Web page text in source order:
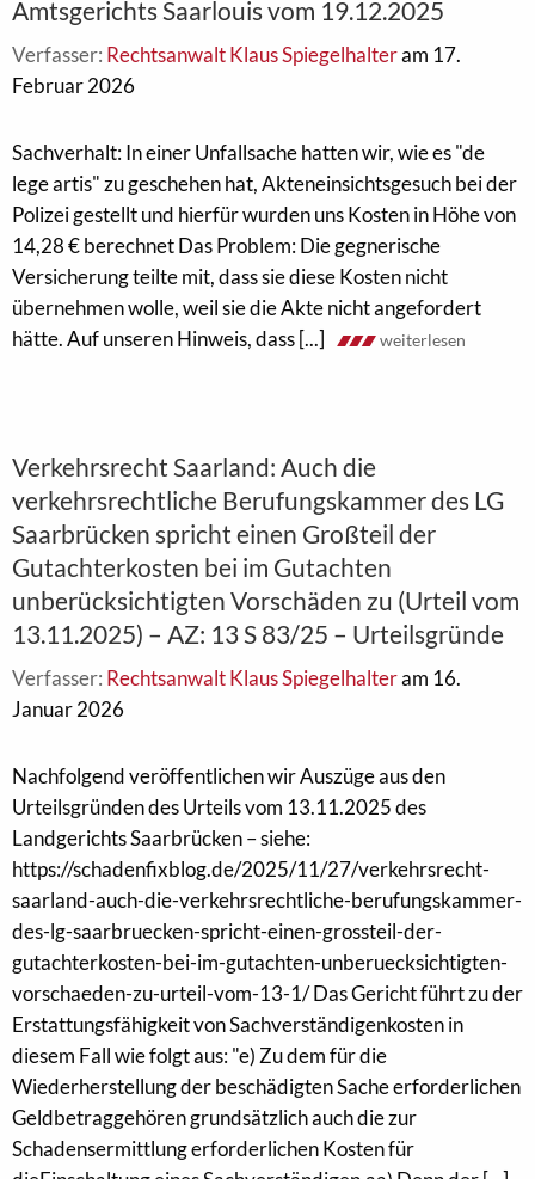
Amtsgerichts Saarlouis vom 19.12.2025
Verfasser: Rechtsanwalt Klaus Spiegelhalteram 17.
Februar 2026
Sachverhalt: In einer Unfallsache hatten wir, wie es "de
lege artis" zu geschehen hat, Akteneinsichtsgesuch bei der
Polizei gestellt und hierfür wurden uns Kosten in Höhe von
14,28 € berechnet Das Problem: Die gegnerische
Versicherung teilte mit, dass sie diese Kosten nicht
übernehmen wolle, weil sie die Akte nicht angefordert
hätte. Auf unseren Hinweis, dass [...]
weiterlesen
Verkehrsrecht Saarland: Auch die
verkehrsrechtliche Berufungskammer des LG
Saarbrücken spricht einen Großteil der
Gutachterkosten bei im Gutachten
unberücksichtigten Vorschäden zu (Urteil vom
13.11.2025) – AZ: 13 S 83/25 – Urteilsgründe
Verfasser: Rechtsanwalt Klaus Spiegelhalteram 16.
Januar 2026
Nachfolgend veröffentlichen wir Auszüge aus den
Urteilsgründen des Urteils vom 13.11.2025 des
Landgerichts Saarbrücken – siehe:
https://schadenfixblog.de/2025/11/27/verkehrsrecht-
saarland-auch-die-verkehrsrechtliche-berufungskammer-
des-lg-saarbruecken-spricht-einen-grossteil-der-
gutachterkosten-bei-im-gutachten-unberuecksichtigten-
vorschaeden-zu-urteil-vom-13-1/ Das Gericht führt zu der
Erstattungsfähigkeit von Sachverständigenkosten in
diesem Fall wie folgt aus: "e) Zu dem für die
Wiederherstellung der beschädigten Sache erforderlichen
Geldbetraggehören grundsätzlich auch die zur
Schadensermittlung erforderlichen Kosten für